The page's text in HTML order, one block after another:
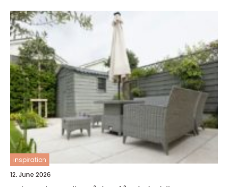
inspiration
12. June 2026